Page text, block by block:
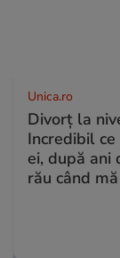
Unica.ro
Divorț la
Incredibil
ei, după ani
rău când